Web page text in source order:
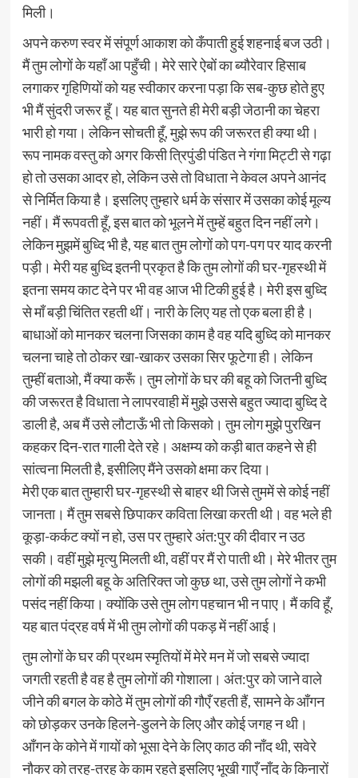
मिली।
अपने करुण स्वर में संपूर्ण आकाश को कँपाती हुई शहनाई बज उठी।
मैं तुम लोगों के यहाँ आ पहुँची। मेरे सारे ऐबों का ब्यौरेवार हिसाब
लगाकर गृहिणियों को यह स्वीकार करना पड़ा कि सब-कुछ होते हुए
भी मैं सुंदरी जरूर हूँ। यह बात सुनते ही मेरी बड़ी जेठानी का चेहरा
भारी हो गया। लेकिन सोचती हूँ, मुझे रूप की जरूरत ही क्या थी।
रूप नामक वस्तु को अगर किसी त्रिपुंडी पंडित ने गंगा मिट्टी से गढ़ा
हो तो उसका आदर हो, लेकिन उसे तो विधाता ने केवल अपने आनंद
से निर्मित किया है। इसलिए तुम्हारे धर्म के संसार में उसका कोई मूल्य
नहीं। मैं रूपवती हूँ, इस बात को भूलने में तुम्हें बहुत दिन नहीं लगे।
लेकिन मुझमें बुध्दि भी है, यह बात तुम लोगों को पग-पग पर याद करनी
पड़ी। मेरी यह बुध्दि इतनी प्रकृत है कि तुम लोगों की घर-गृहस्थी में
इतना समय काट देने पर भी वह आज भी टिकी हुई है। मेरी इस बुध्दि
से माँ बड़ी चिं‍‍तित रहती थीं। नारी के लिए यह तो एक बला ही है।
बाधाओं को मानकर चलना जिसका काम है वह यदि बुध्दि को मानकर
चलना चाहे तो ठोकर खा-खाकर उसका सिर फूटेगा ही। लेकिन
तुम्हीं बताओ, मैं क्या करूँ। तुम लोगों के घर की बहू को जितनी बुध्दि
की जरूरत है विधाता ने लापरवाही में मुझे उससे बहुत ज्यादा बुध्दि दे
डाली है, अब मैं उसे लौटाऊँ भी तो किसको। तुम लोग मुझे पुरखिन
कहकर दिन-रात गाली देते रहे। अक्षम्य को कड़ी बात कहने से ही
सांत्वना मिलती है, इसीलिए मैंने उसको क्षमा कर दिया।
मेरी एक बात तुम्हारी घर-गृहस्थी से बाहर थी जिसे तुममें से कोई नहीं
जानता। मैं तुम सबसे छिपाकर कविता लिखा करती थी। वह भले ही
कूड़ा-कर्कट क्यों न हो, उस पर तुम्हारे अंत:पुर की दीवार न उठ
सकी। वहीं मुझे मृत्यु मिलती थी, वहीं पर मैं रो पाती थी। मेरे भीतर तुम
लोगों की मझली बहू के अतिरिक्त जो कुछ था, उसे तुम लोगों ने कभी
पसंद नहीं किया। क्योंकि उसे तुम लोग पहचान भी न पाए। मैं कवि हूँ,
यह बात पंद्रह वर्ष में भी तुम लोगों की पकड़ में नहीं आई।
तुम लोगों के घर की प्रथम स्मृतियों में मेरे मन में जो सबसे ज्यादा
जगती रहती है वह है तुम लोगों की गोशाला। अंत:पुर को जाने वाले
जीने की बगल के कोठे में तुम लोगों की गौएँ रहती हैं, सामने के आँगन
को छोड़कर उनके हिलने-डुलने के लिए और कोई जगह न थी।
आँगन के कोने में गायों को भूसा देने के लिए काठ की नाँद थी, सवेरे
नौकर को तरह-तरह के काम रहते इसलिए भूखी गाएँ नाँद के किनारों